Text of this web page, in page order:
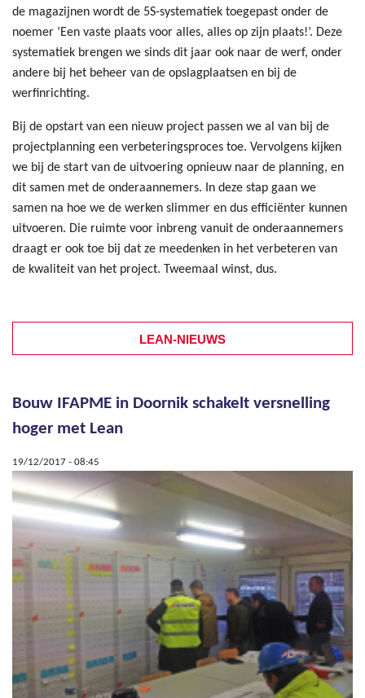
de magazijnen wordt de 5S-systematiek toegepast onder de
noemer ‘Een vaste plaats voor alles, alles op zijn plaats!’. Deze
systematiek brengen we sinds dit jaar ook naar de werf, onder
andere bij het beheer van de opslagplaatsen en bij de
werfinrichting.
Bij de opstart van een nieuw project passen we al van bij de
projectplanning een verbeteringsproces toe. Vervolgens kijken
we bij de start van de uitvoering opnieuw naar de planning, en
dit samen met de onderaannemers. In deze stap gaan we
samen na hoe we de werken slimmer en dus efficiënter kunnen
uitvoeren. Die ruimte voor inbreng vanuit de onderaannemers
draagt er ook toe bij dat ze meedenken in het verbeteren van
de kwaliteit van het project. Tweemaal winst, dus.
LEAN-NIEUWS
Bouw IFAPME in Doornik schakelt versnelling
hoger met Lean
19/12/2017 - 08:45
Pagina's